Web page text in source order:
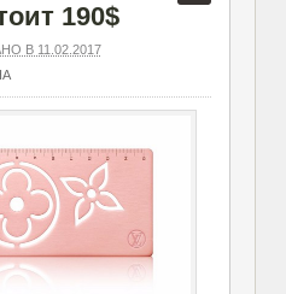
190$
В 11.02.2017